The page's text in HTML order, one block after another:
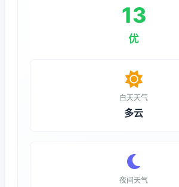
13
优
白天天气
多云
夜间天气